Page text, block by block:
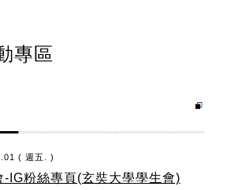
專區
( 週五. )
-IG粉絲專頁(玄奘大學學生會)